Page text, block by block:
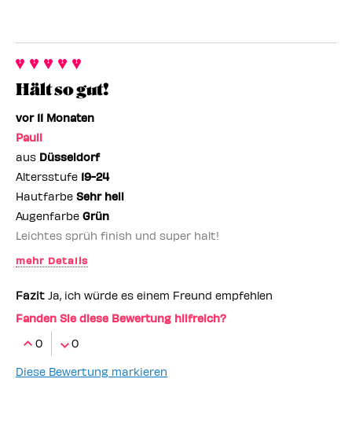
Hält so gut!
vor 11 Monaten
Pauli
aus Düsseldorf
Altersstufe 19-24
Hautfarbe Sehr hell
Augenfarbe Grün
Leichtes sprüh finish und super halt!
mehr Details
Fazit Ja, ich würde es einem Freund empfehlen
Fanden Sie diese Bewertung hilfreich?
0
0
Diese Bewertung markieren